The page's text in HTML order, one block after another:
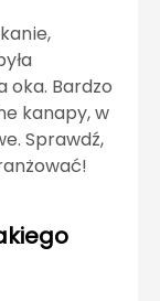
oka. Bardzo
kanapy, w
Sprawdź,